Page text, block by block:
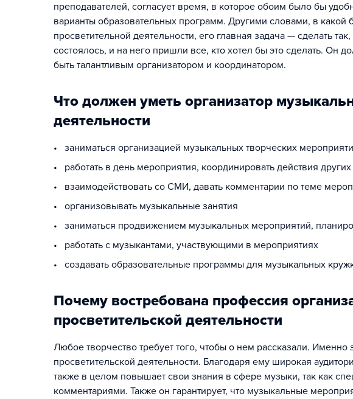
преподавателей, согласует время, в которое обоим было бы
варианты образовательных программ. Другими словами, в какой
просветительной деятельности, его главная задача — сделать
состоялось, и на него пришли все, кто хотел бы это сделать. Он
быть талантливым организатором и координатором.
Что должен уметь организатор
деятельности
• заниматься организацией музыкальных творческих
• работать в день мероприятия, координировать действия других
• взаимодействовать со СМИ, давать комментарии по теме
• организовывать музыкальные занятия
• заниматься продвижением музыкальных мероприятий,
• работать с музыкантами, участвующими в мероприятиях
• создавать образовательные программы для музыкальных
Почему востребована профессия
просветительской деятельности
Любое творчество требует того, чтобы о нем рассказали. Именно
просветительской деятельности. Благодаря ему широкая
также в целом повышает свои знания в сфере музыки, так как
комментариями. Также он гарантирует, что музыкальные